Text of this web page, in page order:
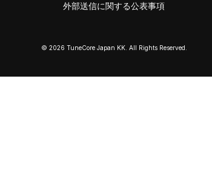
外部送信に関する公表事項
© 2026 TuneCore Japan KK. All Rights Reserved.